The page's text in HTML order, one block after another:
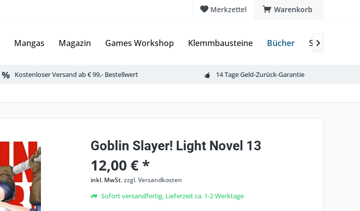
Warenkorb
Merkzettel
Mangas Magazin Games Workshop Klemmbausteine Bücher 
Kostenloser Versand ab € 99,- Bestellwert 14 Tage Geld-Zurück-Garantie
Goblin Slayer! Light Novel 13
12,00 € *
inkl. MwSt.zzgl. Versandkosten
Sofort versandfertig, Lieferzeit ca. 1-2 Werktage